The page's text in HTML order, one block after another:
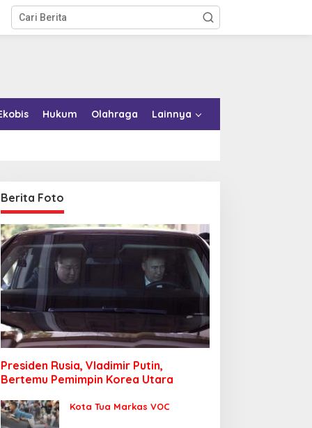
Hukum Olahraga Lainnya
Berita Foto
Presiden Rusia, Vladimir Putin,
Bertemu Pemimpin Korea Utara
Kota Tua Markas VOC